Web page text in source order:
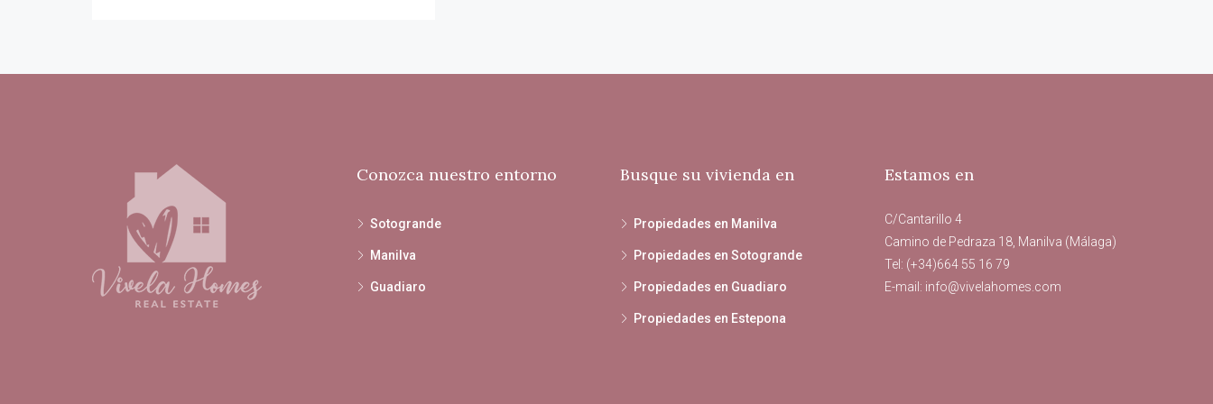
Conozca nuestro entorno
Sotogrande
Manilva
Guadiaro
Busque su vivienda en
Propiedades en Manilva
Propiedades en Sotogrande
Propiedades en Guadiaro
Propiedades en Estepona
Estamos en
C/Cantarillo 4
Camino de Pedraza 18, Manilva (Málaga)
Tel: (+34)664 55 16 79
E-mail: info@vivelahomes.com